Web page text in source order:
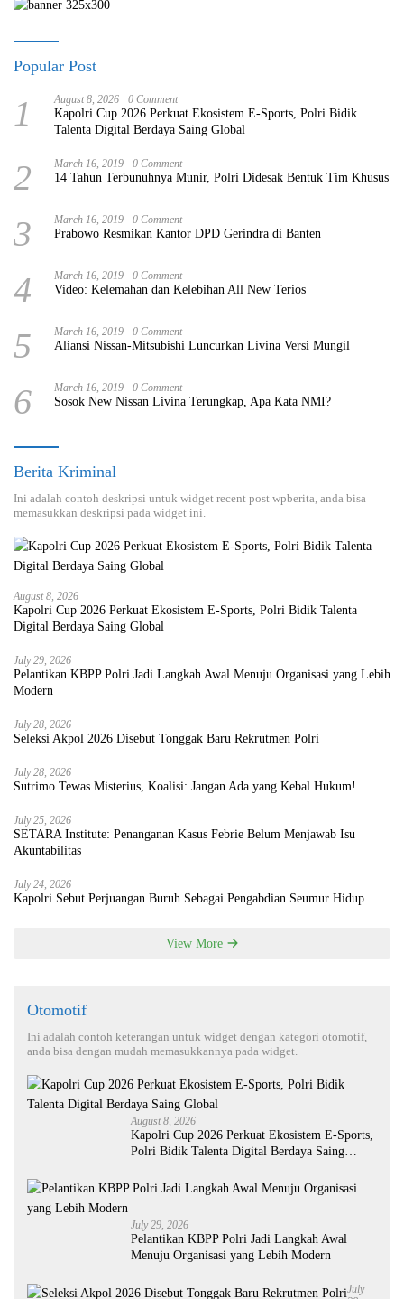
Popular Post
1 August 8, 2026 0 Comment
Kapolri Cup 2026 Perkuat Ekosistem E-Sports, Polri Bidik
Talenta Digital Berdaya Saing Global
2 March 16, 2019 0 Comment
14 Tahun Terbunuhnya Munir, Polri Didesak Bentuk Tim Khusus
3 March 16, 2019 0 Comment
Prabowo Resmikan Kantor DPD Gerindra di Banten
4 March 16, 2019 0 Comment
Video: Kelemahan dan Kelebihan All New Terios
5 March 16, 2019 0 Comment
Aliansi Nissan-Mitsubishi Luncurkan Livina Versi Mungil
6 March 16, 2019 0 Comment
Sosok New Nissan Livina Terungkap, Apa Kata NMI?
Berita Kriminal
Ini adalah contoh deskripsi untuk widget recent post wpberita, anda bisa
memasukkan deskripsi pada widget ini.
August 8, 2026
Kapolri Cup 2026 Perkuat Ekosistem E-Sports, Polri Bidik Talenta
Digital Berdaya Saing Global
July 29, 2026
Pelantikan KBPP Polri Jadi Langkah Awal Menuju Organisasi yang Lebih
Modern
July 28, 2026
Seleksi Akpol 2026 Disebut Tonggak Baru Rekrutmen Polri
July 28, 2026
Sutrimo Tewas Misterius, Koalisi: Jangan Ada yang Kebal Hukum!
July 25, 2026
SETARA Institute: Penanganan Kasus Febrie Belum Menjawab Isu
Akuntabilitas
July 24, 2026
Kapolri Sebut Perjuangan Buruh Sebagai Pengabdian Seumur Hidup
View More
Otomotif
Ini adalah contoh keterangan untuk widget dengan kategori otomotif,
anda bisa dengan mudah memasukkannya pada widget.
August 8, 2026
Kapolri Cup 2026 Perkuat Ekosistem E-Sports,
Polri Bidik Talenta Digital Berdaya Saing
July 29, 2026
Pelantikan KBPP Polri Jadi Langkah Awal
Menuju Organisasi yang Lebih Modern
July